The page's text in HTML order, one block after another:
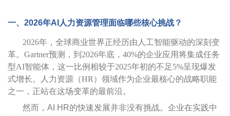
一、2026年AI人力资源管理面临哪些核心挑战？
2026年，全球商业世界正经历由人工智能驱动的深刻变
革。Gartner预测，到2026年底，40%的企业应用将集成任务
型AI智能体，这一比例相较于2025年初的不足5%呈现爆发
式增长。人力资源（HR）领域作为企业最核心的战略职能
之一，正站在这场变革的最前沿。
然而，AI HR的快速发展并非没有挑战。企业在实践中